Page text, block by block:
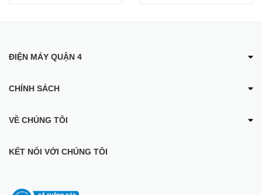
ĐIỆN MÁY QUẬN 4
CHÍNH SÁCH
VỀ CHÚNG TÔI
KẾT NỐI VỚI CHÚNG TÔI